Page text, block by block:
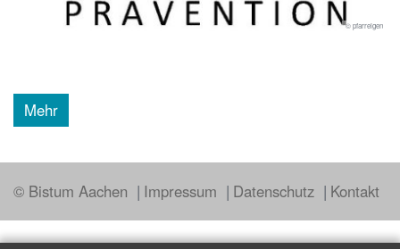
© pfarreigen
Mehr
© Bistum Aachen Impressum Datenschutz Kontakt